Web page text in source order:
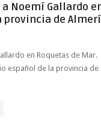
Noemí Gallardo
provincia de
en Roquetas de Mar.
español de la provincia de